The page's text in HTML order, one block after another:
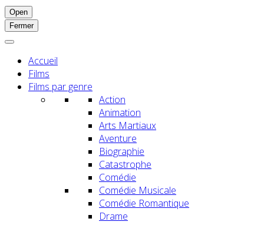
Open
Fermer
Accueil
Films
Films par genre
Action
Animation
Arts Martiaux
Aventure
Biographie
Catastrophe
Comédie
Comédie Musicale
Comédie Romantique
Drame